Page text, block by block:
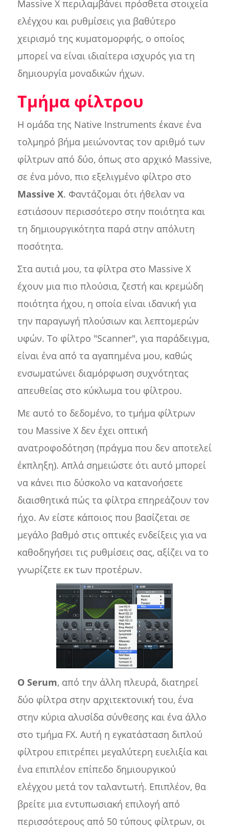
Massive X περιλαμβάνει πρόσθετα στοιχεία
ελέγχου και ρυθμίσεις για βαθύτερο
χειρισμό της κυματομορφής, ο οποίος
μπορεί να είναι ιδιαίτερα ισχυρός για τη
δημιουργία μοναδικών ήχων.
Τμήμα φίλτρου
Η ομάδα της Native Instruments έκανε ένα
τολμηρό βήμα μειώνοντας τον αριθμό των
φίλτρων από δύο, όπως στο αρχικό Massive,
σε ένα μόνο, πιο εξελιγμένο φίλτρο στο
Massive X. Φαντάζομαι ότι ήθελαν να
εστιάσουν περισσότερο στην ποιότητα και
τη δημιουργικότητα παρά στην απόλυτη
ποσότητα.
Στα αυτιά μου, τα φίλτρα στο Massive X
έχουν μια πιο πλούσια, ζεστή και κρεμώδη
ποιότητα ήχου, η οποία είναι ιδανική για
την παραγωγή πλούσιων και λεπτομερών
υφών. Το φίλτρο "Scanner", για παράδειγμα,
είναι ένα από τα αγαπημένα μου, καθώς
ενσωματώνει διαμόρφωση συχνότητας
απευθείας στο κύκλωμα του φίλτρου.
Με αυτό το δεδομένο, το τμήμα φίλτρων
του Massive X δεν έχει οπτική
ανατροφοδότηση (πράγμα που δεν αποτελεί
έκπληξη). Απλά σημειώστε ότι αυτό μπορεί
να κάνει πιο δύσκολο να κατανοήσετε
διαισθητικά πώς τα φίλτρα επηρεάζουν τον
ήχο. Αν είστε κάποιος που βασίζεται σε
μεγάλο βαθμό στις οπτικές ενδείξεις για να
καθοδηγήσει τις ρυθμίσεις σας, αξίζει να το
γνωρίζετε εκ των προτέρων.
Ο Serum, από την άλλη πλευρά, διατηρεί
δύο φίλτρα στην αρχιτεκτονική του, ένα
στην κύρια αλυσίδα σύνθεσης και ένα άλλο
στο τμήμα FX. Αυτή η εγκατάσταση διπλού
φίλτρου επιτρέπει μεγαλύτερη ευελιξία και
ένα επιπλέον επίπεδο δημιουργικού
ελέγχου μετά τον ταλαντωτή. Επιπλέον, θα
βρείτε μια εντυπωσιακή επιλογή από
περισσότερους από 50 τύπους φίλτρων, οι